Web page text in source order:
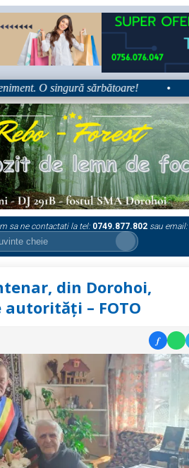
O singură sărbătoare! •
sa ne contactati la tel: 0749.877.802 sau email:
din Dorohoi,
– FOTO
f